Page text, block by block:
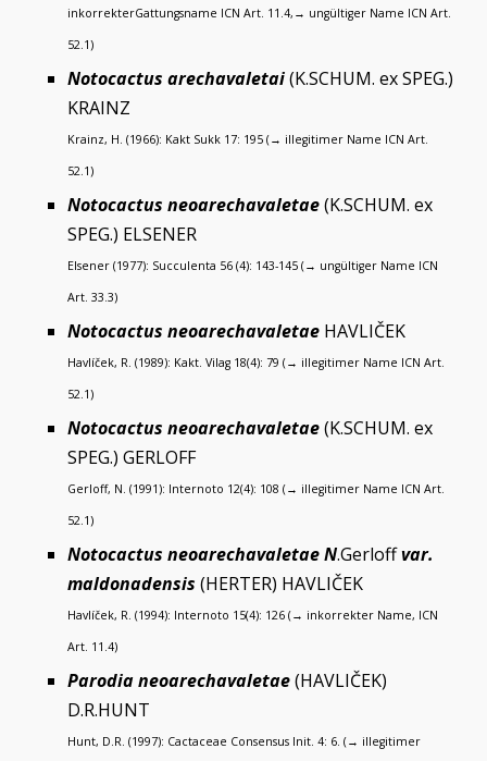
inkorrekterGattungsname ICN Art. 11.4,→ ungültiger Name ICN Art.
52.1)
Notocactus arechavaletai(K.SCHUM. ex SPEG.)
KRAINZ
Krainz, H. (1966): Kakt Sukk 17: 195 (→ illegitimer Name ICN Art.
52.1)
Notocactus neoarechavaletae(K.SCHUM. ex
SPEG.) ELSENER
Elsener (1977): Succulenta 56 (4): 143-145 (→ ungültiger Name ICN
Art. 33.3)
Notocactus neoarechavaletae HAVLIČEK
Havlíček, R. (1989): Kakt. Vilag 18(4): 79 (→ illegitimer Name ICN Art.
52.1)
Notocactus neoarechavaletae(K.SCHUM. ex
SPEG.) GERLOFF
Gerloff, N. (1991): Internoto 12(4): 108 (→ illegitimer Name ICN Art.
52.1)
Notocactus neoarechavaletae N.Gerloffvar.
maldonadensis (HERTER) HAVLIČEK
Havlíček, R. (1994): Internoto 15(4): 126 (→ inkorrekter Name, ICN
Art. 11.4)
Parodia neoarechavaletae(HAVLIČEK)
D.R.HUNT
Hunt, D.R. (1997): Cactaceae Consensus Init. 4: 6. (→ illegitimer